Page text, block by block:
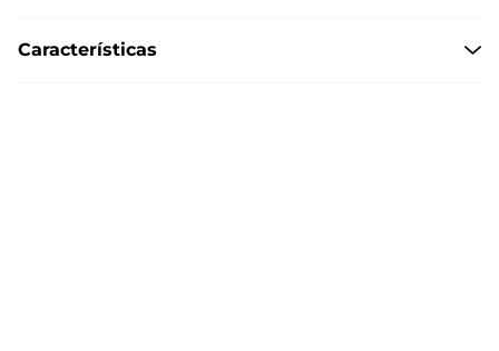
Características